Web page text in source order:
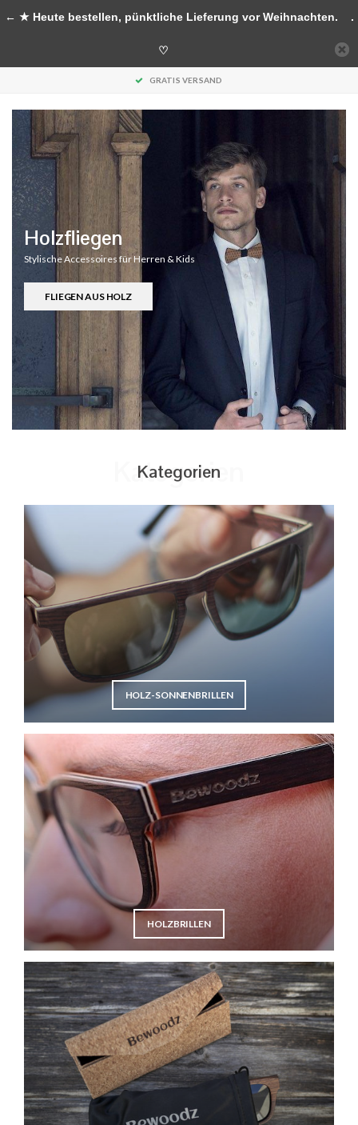
Handgefertigte Accessoires aus Holz
30 TAGE RETOURE
Holzfliegen
Stylische Accessoires für Herren & Kids
FLIEGEN AUS HOLZ
Kategorien
Kategorien
HOLZ-SONNENBRILLEN
HOLZBRILLEN
← ★ Heute bestellen, pünktliche Lieferung vor Weihnachten. .
♡